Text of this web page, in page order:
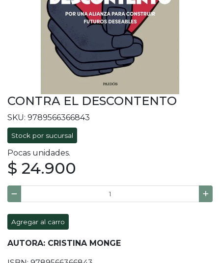
CONTRA EL DESCONTENTO
SKU: 9789566366843
Stock por sucursal
Pocas unidades.
$ 24.900
Agregar al carro
AUTORA: CRISTINA MONGE